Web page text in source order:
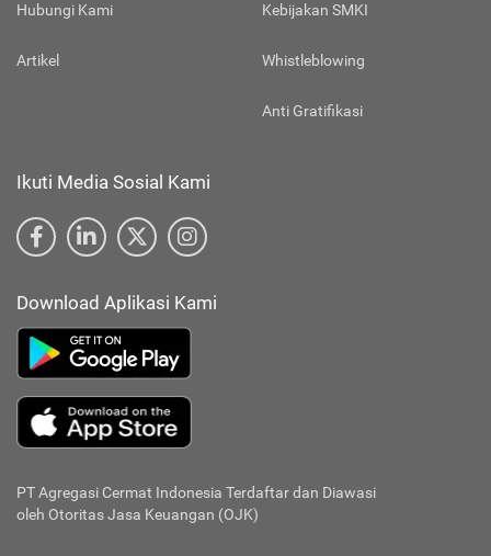
Hubungi Kami
Artikel
Kebijakan SMKI
Whistleblowing
Anti Gratifikasi
Ikuti Media Sosial Kami
Download Aplikasi Kami
PT Agregasi Cermat Indonesia Terdaftar dan Diawasi
oleh Otoritas Jasa Keuangan (OJK)